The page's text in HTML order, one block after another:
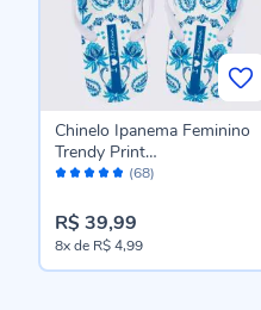
Avaliação: (68)
Chinelo Ipanema Feminino
Trendy Print
Branco/Branco/Azul
R$ 39,99
8xde R$ 4,99